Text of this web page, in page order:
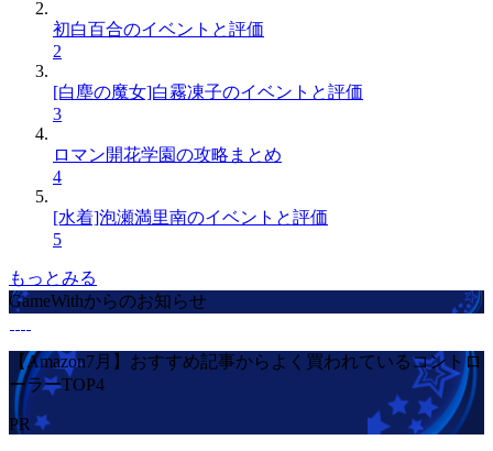
初白百合のイベントと評価
2
[白塵の魔女]白霧凍子のイベントと評価
3
ロマン開花学園の攻略まとめ
4
[水着]泡瀬満里南のイベントと評価
5
もっとみる
GameWithからのお知らせ
【Amazon7月】おすすめ記事からよく買われているコントロ
ーラーTOP4
PR